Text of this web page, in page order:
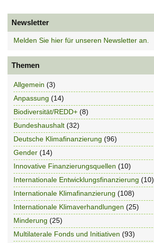
Newsletter
Melden Sie hier für unseren Newsletter an.
Themen
Allgemein (3)
Anpassung (14)
Biodiversität/REDD+ (8)
Bundeshaushalt (32)
Deutsche Klimafinanzierung (96)
Gender (14)
Innovative Finanzierungsquellen (10)
Internationale Entwicklungsfinanzierung (10)
Internationale Klimafinanzierung (108)
Internationale Klimaverhandlungen (25)
Minderung (25)
Multilaterale Fonds und Initiativen (93)